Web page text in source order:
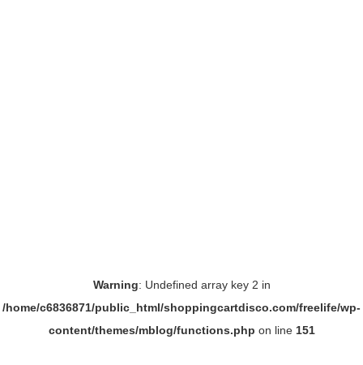
Warning: Undefined array key 2 in
/home/c6836871/public_html/shoppingcartdisco.com/freelife/wp-
content/themes/mblog/functions.php on line 151